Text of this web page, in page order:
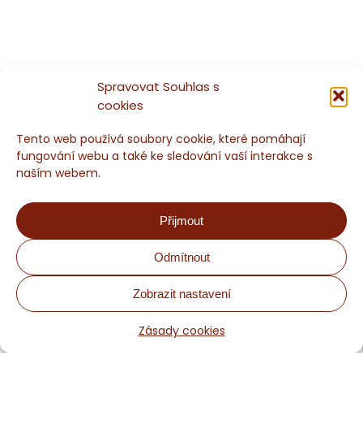
Spravovat Souhlas s
cookies
Tento web používá soubory cookie, které pomáhají
fungování webu a také ke sledování vaší interakce s
naším webem.
Přijmout
Odmítnout
Zobrazit nastavení
Zásady cookies
Chaloupka Sněžník - Rodinné ubytování a nevšední aktivity
Obchodní podmínky